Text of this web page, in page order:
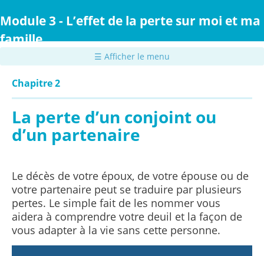
au
principal
Module 3 - L’effet de la perte sur moi et ma
famille
☰ Afficher le menu
Chapitre 2
La perte d’un conjoint ou
d’un partenaire
Le décès de votre époux, de votre épouse ou de
votre partenaire peut se traduire par plusieurs
pertes. Le simple fait de les nommer vous
aidera à comprendre votre deuil et la façon de
vous adapter à la vie sans cette personne.